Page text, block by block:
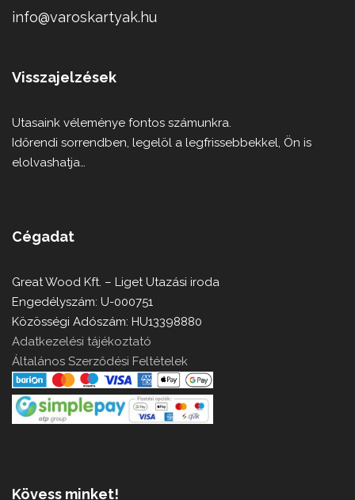
info@varoskartyak.hu
Visszajelzések
Utasaink véleménye fontos számunkra.
Időrendi sorrendben, legelöl a legfrissebbekkel, Ön is
elolvashatja…
Cégadat
Great Wood Kft. – Liget Utazási iroda
Engedélyszám: U-000751
Közösségi Adószám: HU13398880
Adatkezelési tájékoztató
Általános Szerződési Feltételek
Kövess minket!